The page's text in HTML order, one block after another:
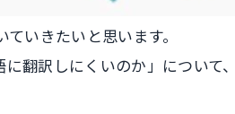
いきたいと思います。
翻訳しにくいのか」につい